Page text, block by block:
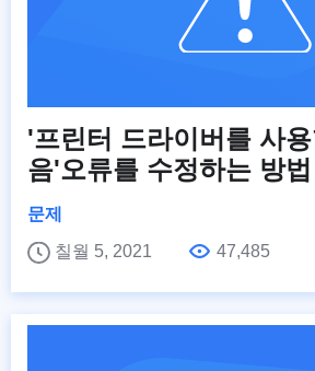
'프린터 드라이버를 사
음'오류를 수정하는 방법
문제
칠월 5, 2021
47,485